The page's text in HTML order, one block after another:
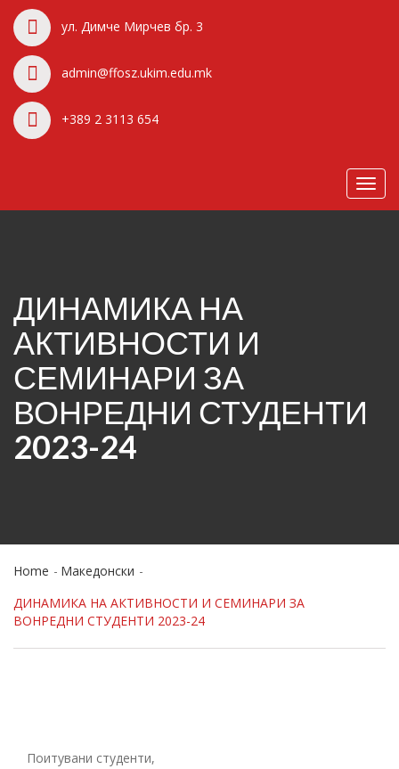
ул. Димче Мирчев бр. 3
admin@ffosz.ukim.edu.mk
+389 2 3113 654
ДИНАМИКА НА
АКТИВНОСТИ И
СЕМИНАРИ ЗА
ВОНРЕДНИ СТУДЕНТИ
2023-24
Home
Македонски
ДИНАМИКА НА АКТИВНОСТИ И СЕМИНАРИ ЗА
ВОНРЕДНИ СТУДЕНТИ 2023-24
Поитувани студенти,